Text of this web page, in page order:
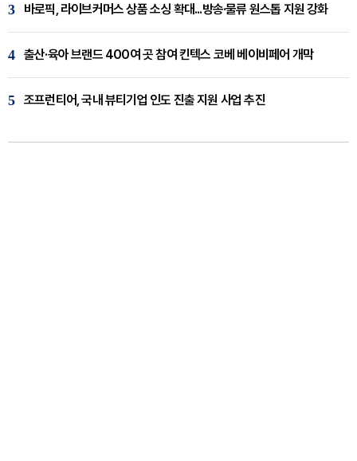
3 바로픽, 라이브커머스 상품 소싱 확대...방송·물류 원스톱 지원 강화
4 출산·육아 브랜드 400여 곳 참여 킨텍스 코베 베이비페어 개막
5 조프런티어, 국내 뷰티기업 인도 진출 지원 사업 추진